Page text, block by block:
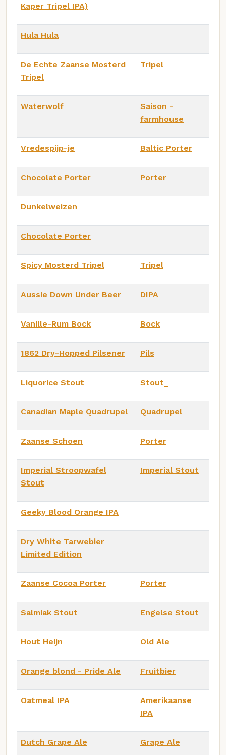
Kaper Tripel IPA)
Hula Hula
De Echte Zaanse Mosterd
Tripel
Tripel
Waterwolf
Saison -
farmhouse
Vredespijp-je Baltic Porter
Chocolate Porter Porter
Dunkelweizen
Chocolate Porter
Spicy Mosterd Tripel Tripel
Aussie Down Under Beer DIPA
Vanille-Rum Bock Bock
1862 Dry-Hopped Pilsener Pils
Liquorice Stout Stout_
Canadian Maple Quadrupel Quadrupel
Zaanse Schoen Porter
Imperial Stroopwafel
Stout
Imperial Stout
Geeky Blood Orange IPA
Dry White Tarwebier
Limited Edition
Zaanse Cocoa Porter Porter
Salmiak Stout Engelse Stout
Hout Heijn Old Ale
Orange blond - Pride Ale Fruitbier
Oatmeal IPA
Amerikaanse
IPA
Dutch Grape Ale Grape Ale